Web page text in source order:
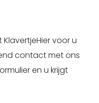
voor u
contact met ons
en u krijgt